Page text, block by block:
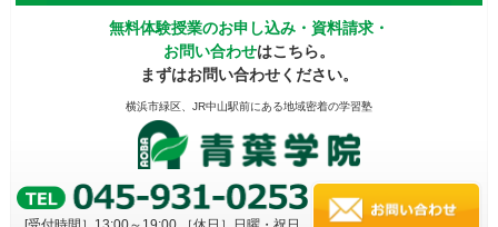
無料体験授業のお申し込み・資料請求・
お問い合わせはこちら。
まずはお問い合わせください。
横浜市緑区、JR中山駅前にある地域密着の学習塾